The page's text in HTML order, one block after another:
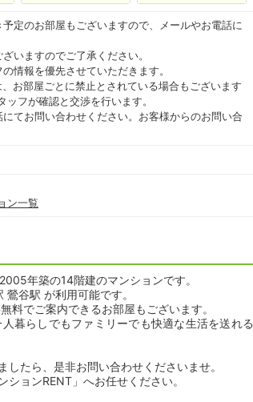
定のお部屋もございますので、メールやお電話に
いますのでご了承ください。
情報を優先させていただきます。
お部屋ごとに禁止とされている場合もございます
フが確認と交渉を行います。
てお問い合わせください。お客様からのお問い合
ン一覧
年築の14階建のマンションです。
谷駅 が利用可能です。
でご案内できるお部屋もございます。
暮らしでもファミリーでも快適な生活を送れる
たら、是非お問い合わせくださいませ。
ョンRENT」へお任せください。